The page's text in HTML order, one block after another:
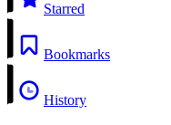
Starred
Bookmarks
History